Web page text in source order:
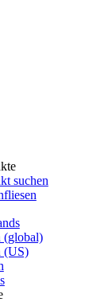
(global)
(US)
suchen